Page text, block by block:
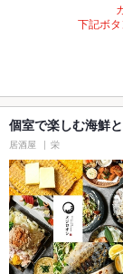
下記ボ
個室で楽しむ海鮮
居酒屋 栄